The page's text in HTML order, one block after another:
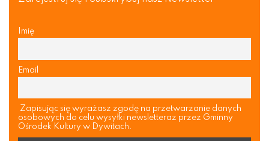
Imię
Email
Zapisując się wyrażasz zgodę na przetwarzanie danych
osobowych do celu wysyłki newsletteraz przez Gminny
Ośrodek Kultury w Dywitach.